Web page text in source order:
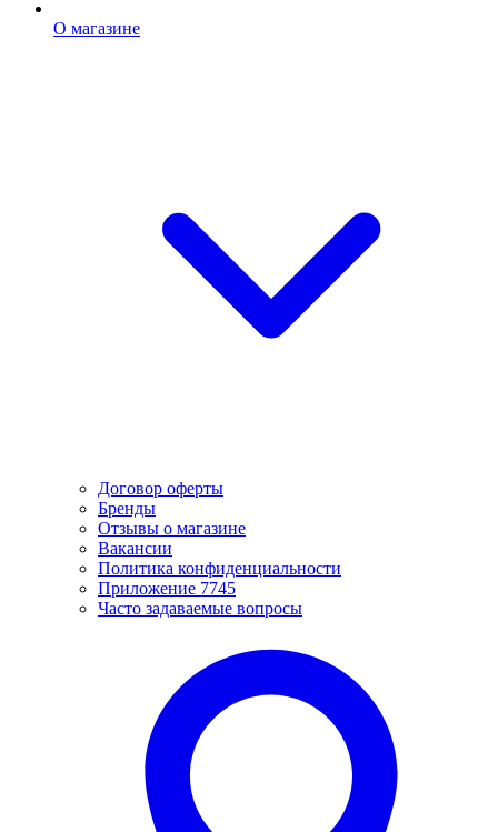
О магазине
Договор оферты
Бренды
Отзывы о магазине
Вакансии
Политика конфиденциальности
Приложение 7745
Часто задаваемые вопросы